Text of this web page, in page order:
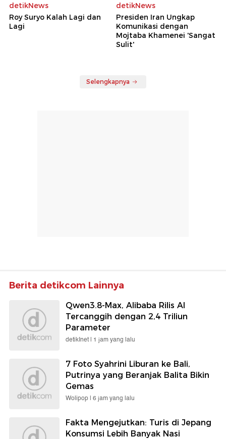
detikNews
Roy Suryo Kalah Lagi dan
Lagi
detikNews
Presiden Iran Ungkap
Komunikasi dengan
Mojtaba Khamenei 'Sangat
Sulit'
Selengkapnya
Berita detikcom Lainnya
Qwen3.8-Max, Alibaba Rilis AI
Tercanggih dengan 2,4 Triliun
Parameter
detikInet | 1 jam yang lalu
7 Foto Syahrini Liburan ke Bali,
Putrinya yang Beranjak Balita Bikin
Gemas
Wolipop | 6 jam yang lalu
Fakta Mengejutkan: Turis di Jepang
Konsumsi Lebih Banyak Nasi